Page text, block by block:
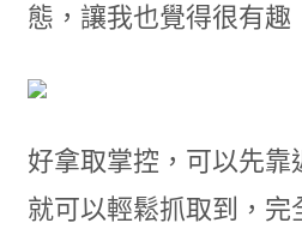
態，讓我也覺得很有趣
好拿取掌控，可以先靠
就可以輕鬆抓取到，完